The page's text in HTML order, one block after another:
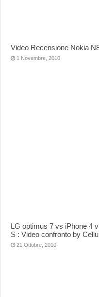
Video Recensione Nokia
1 Novembre, 2010
LG optimus 7 vs iPhone 4
S : Video confronto by
21 Ottobre, 2010